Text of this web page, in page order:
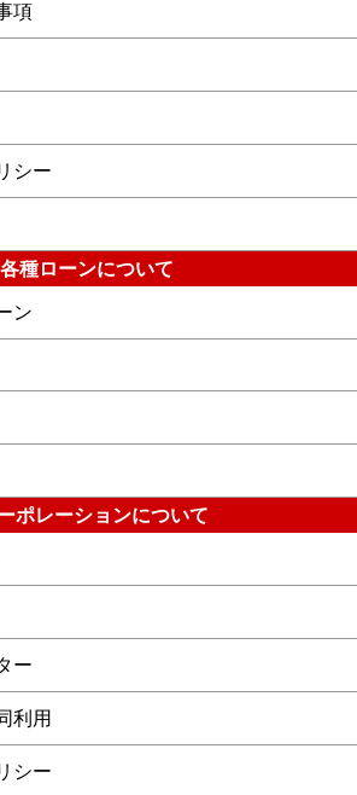
項
シー
各種ローンについて
ン
ポレーションについて
ー
利用
シー